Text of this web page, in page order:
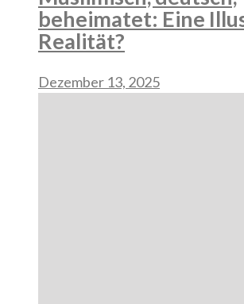
beheimatet: Eine
Realität?
Dezember 13, 2025